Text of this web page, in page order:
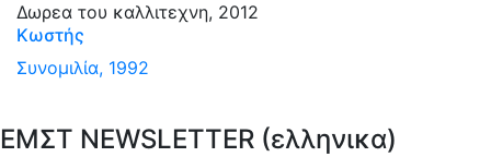
Δωρεα του καλλιτεχνη, 2012
Κωστής
Συνομιλία, 1992
ΕΜΣΤ NEWSLETTER (ελληνικα)